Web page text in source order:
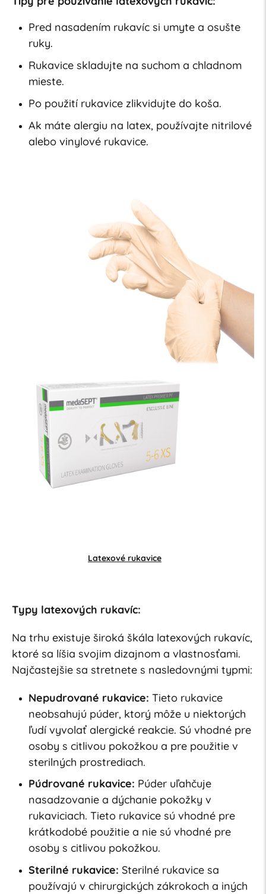
Pred nasadením rukavíc si umyte a osušte
ruky.
Rukavice skladujte na suchom a chladnom
mieste.
Po použití rukavice zlikvidujte do koša.
Ak máte alergiu na latex, používajte nitrilové
alebo vinylové rukavice.
Latexové rukavice
Typy latexových rukavíc:
Na trhu existuje široká škála latexových rukavíc,
ktoré sa líšia svojim dizajnom a vlastnosťami.
Najčastejšie sa stretnete s nasledovnými typmi:
Nepudrované rukavice: Tieto rukavice
neobsahujú púder, ktorý môže u niektorých
ľudí vyvolať alergické reakcie. Sú vhodné pre
osoby s citlivou pokožkou a pre použitie v
sterilných prostrediach.
Púdrované rukavice: Púder uľahčuje
nasadzovanie a dýchanie pokožky v
rukaviciach. Tieto rukavice sú vhodné pre
krátkodobé použitie a nie sú vhodné pre
osoby s citlivou pokožkou.
Sterilné rukavice: Sterilné rukavice sa
používajú v chirurgických zákrokoch a iných